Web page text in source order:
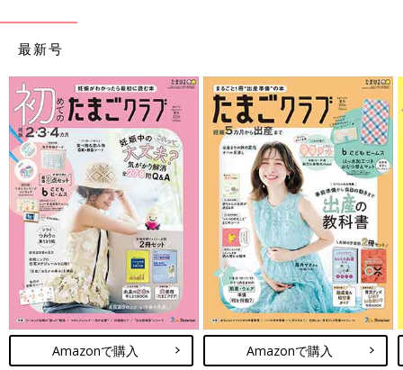
があります。あらかじめご了承ください。
※記事の内容は記載当時の情報であり、現在と異なる場合があり
※記事内の価格はすべて税込み、2021年3月時点のものです。
最新号
Amazonで購入 Amazonで購入